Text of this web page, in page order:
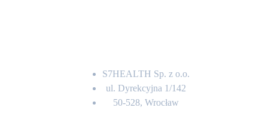
S7HEALTH Sp. z o.o.
ul. Dyrekcyjna 1/142
50-528, Wrocław